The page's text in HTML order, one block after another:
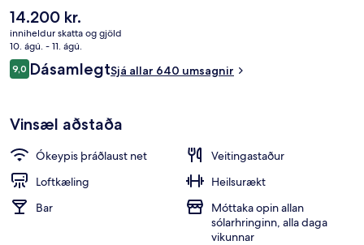
hápunkta staðarins. Aðrir gestir hafa sagt að meðal helstu kosta
gististaðarins sé hjálpsamt starfsfólk. Það er ekki langt að fara til að
komast í almenningssamgöngur: NE Martin Luther King & E
Burnside-stoppistöðin er í nokkurra skrefa fjarlægð og SE Grand &
East Burnside-stoppistöðin er í 2 mínútna göngufjarlægð.
Núverandi
verð
er
14.200 kr.
14.200 kr.
inniheldur skatta og gjöld
10. ágú. - 11. ágú.
Umsagnir
9,09,0 af 10
DásamlegtSjá allar 640 umsagnir
Vinsæl aðstaða
Ókeypis þráðlaust net
Veitingastaður
Loftkæling
Heilsurækt
Bar
Móttaka opin allan
sólarhringinn, alla daga
vikunnar